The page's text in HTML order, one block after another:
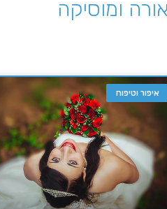
ומוסיקה
איפור וטיפוח